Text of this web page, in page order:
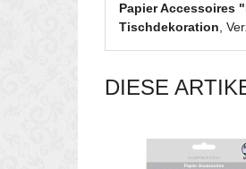
Papier Accessoires
Tischdekoration ,
DIESE